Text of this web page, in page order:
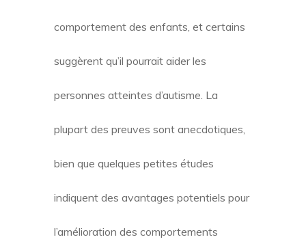
comportement des enfants, et certains
suggèrent qu’il pourrait aider les
personnes atteintes d’autisme. La
plupart des preuves sont anecdotiques,
bien que quelques petites études
indiquent des avantages potentiels pour
l’amélioration des comportements